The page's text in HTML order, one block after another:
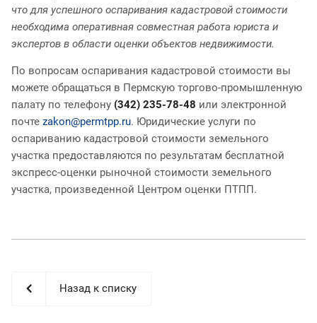
что для успешного оспаривания кадастровой стоимости
необходима оперативная совместная работа юриста и
экспертов в области оценки объектов недвижимости.
По вопросам оспаривания кадастровой стоимости вы
можете обращаться в Пермскую торгово-промышленную
палату по телефону (342) 235-78-48 или электронной
почте zakon@permtpp.ru. Юридические услуги по
оспариванию кадастровой стоимости земельного
участка предоставляются по результатам бесплатной
экспресс-оценки рыночной стоимости земельного
участка, произведенной Центром оценки ПТПП.
Назад к списку